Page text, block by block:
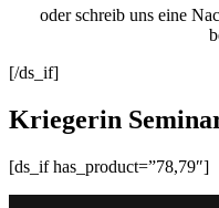
oder schreib uns eine
[/ds_if]
Kriegerin
[ds_if has_product=”78,79″]